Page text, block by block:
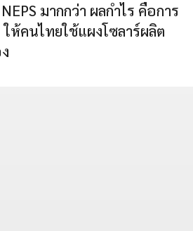
มากกว่า ผลกำไร คือการ
ให้คนไทยใช้แผงโซลาร์ผลิต